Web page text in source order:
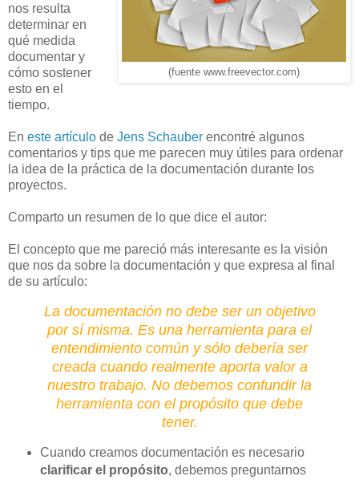
(fuente www.freevector.com)
nos resulta
determinar en
qué medida
documentar y
cómo sostener
esto en el
tiempo.
En este artículo de Jens Schauber encontré algunos
comentarios y tips que me parecen muy útiles para ordenar
la idea de la práctica de la documentación durante los
proyectos.
Comparto un resumen de lo que dice el autor:
El concepto que me pareció más interesante es la visión
que nos da sobre la documentación y que expresa al final
de su artículo:
La documentación no debe ser un objetivo
por sí misma. Es una herramienta para el
entendimiento común y sólo debería ser
creada cuando realmente aporta valor a
nuestro trabajo. No debemos confundir la
herramienta con el propósito que debe
tener.
Cuando creamos documentación es necesario
clarificar el propósito, debemos preguntarnos